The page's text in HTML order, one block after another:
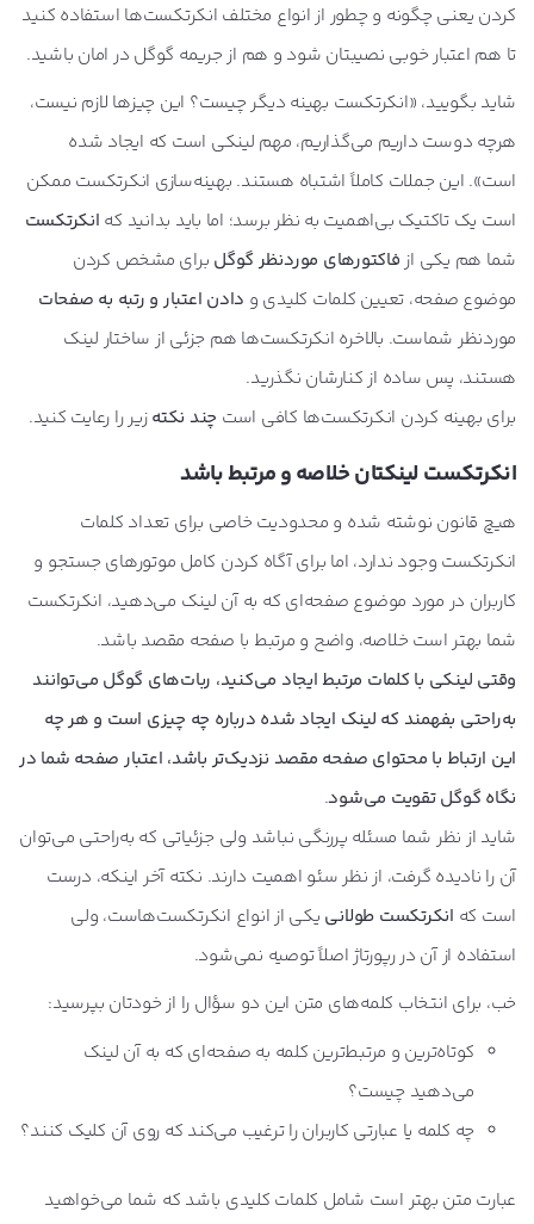
کردن یعنی چگونه و چطور از انواع مختلف انکرتکست‌ها استفاده کنید
تا هم اعتبار خوبی نصیبتان شود و هم از جریمه گوگل در امان باشید.
شاید بگویید، «انکرتکست بهینه دیگر چیست؟ این چیزها لازم نیست،
هرچه دوست داریم می‌گذاریم، مهم لینکی است که ایجاد شده
است». این جملات کاملاً اشتباه هستند. بهینه‌سازی انکرتکست ممکن
است یک تاکتیک بی‌اهمیت به نظر برسد؛ اما باید بدانید که انکرتکست
شما هم یکی از فاکتورهای موردنظر گوگل برای مشخص کردن
موضوع صفحه، تعیین کلمات کلیدی و دادن اعتبار و رتبه به صفحات
موردنظر شماست. بالاخره انکرتکست‌ها هم جزئی از ساختار لینک
هستند، پس ساده از کنارشان نگذرید.
برای بهینه کردن انکرتکست‌ها کافی است چند نکتهزیر را رعایت کنید.
انکرتکست لینکتان خلاصه و مرتبط باشد
هیچ قانون نوشته شده و محدودیت خاصی برای تعداد کلمات
انکرتکست وجود ندارد، اما برای آگاه کردن کامل موتورهای جستجو و
کاربران در مورد موضوع صفحه‌ای که به آن لینک می‌دهید، انکرتکست
شما بهتر است خلاصه، واضح و مرتبط با صفحه مقصد باشد.
وقتی لینکی با کلمات مرتبط ایجاد می‌کنید، ربات‌های گوگل می‌توانند
به‌راحتی بفهمند که لینک ایجاد شده درباره چه چیزی است و هر چه
این ارتباط با محتوای صفحه مقصد نزدیک‌تر باشد، اعتبار صفحه شما در
نگاه گوگل تقویت می‌شود.
شاید از نظر شما مسئله پررنگی نباشد ولی جزئیاتی که به‌راحتی می‌توان
آن را نادیده گرفت، از نظر سئو اهمیت دارند. نکته آخر اینکه، درست
است که انکرتکست طولانی یکی از انواع انکرتکست‌هاست، ولی
استفاده از آن در رپورتاژ اصلاً توصیه نمی‌شود.
خب، برای انتخاب کلمه‌های متن این دو سؤال را از خودتان بپرسید:
کوتاه‌ترین و مرتبط‌ترین کلمه به صفحه‌ای که به آن لینک
می‌دهید چیست؟
چه کلمه یا عبارتی کاربران را ترغیب می‌کند که روی آن کلیک کنند؟
عبارت متن بهتر است شامل کلمات کلیدی باشد که شما می‌خواهید